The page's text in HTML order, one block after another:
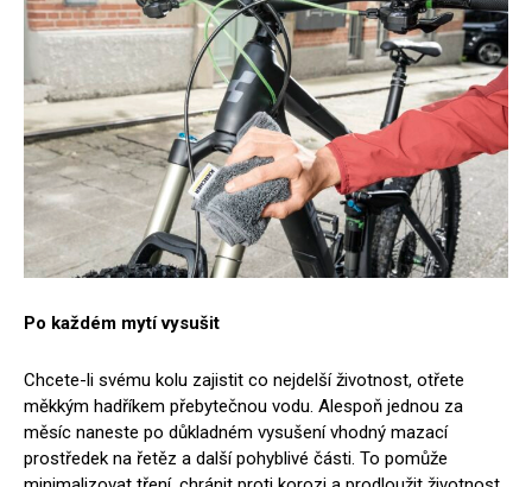
Po každém mytí vysušit
Chcete-li svému kolu zajistit co nejdelší životnost, otřete
měkkým hadříkem přebytečnou vodu. Alespoň jednou za
měsíc naneste po důkladném vysušení vhodný mazací
prostředek na řetěz a další pohyblivé části. To pomůže